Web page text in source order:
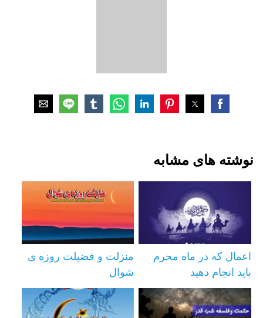
نوشته های مشابه
اعمال که در ماه محرم
باید انجام دهید
منزلت و فضیلت روزه ی
شوال